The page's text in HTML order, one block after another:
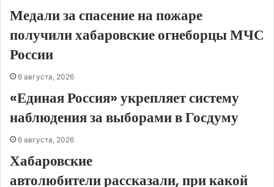
Медали за спасение на пожаре
получили хабаровские огнеборцы МЧС
России
6 августа, 2026
«Единая Россия» укрепляет систему
наблюдения за выборами в Госдуму
6 августа, 2026
Хабаровские
автолюбители рассказали, при какой